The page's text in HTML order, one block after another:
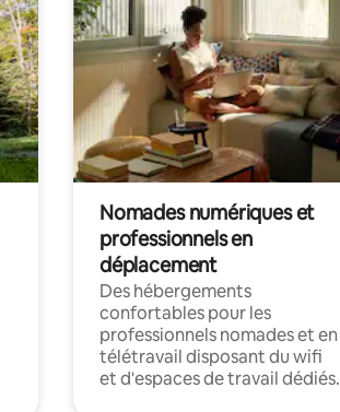
Nomades numériques et
professionnels en
déplacement
Des hébergements
confortables pour les
professionnels nomades et en
télétravail disposant du wifi
et d'espaces de travail dédiés.